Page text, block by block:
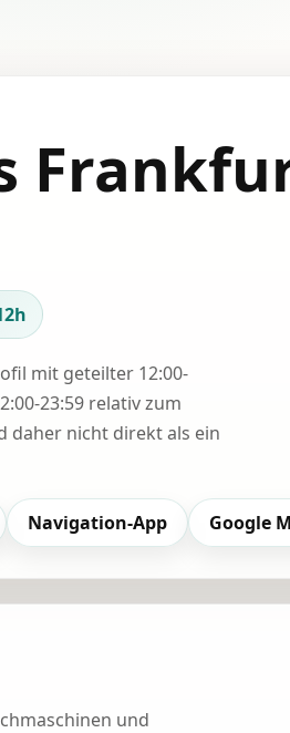
mit geteilter 12:00-
23:59 relativ zum
daher nicht direkt als ein
Navigation-App Google
und